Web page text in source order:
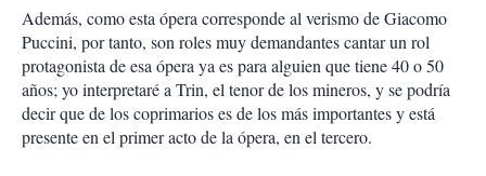
Además, como esta ópera corresponde al verismo de Giacomo
Puccini, por tanto, son roles muy demandantes cantar un rol
protagonista de esa ópera ya es para alguien que tiene 40 o 50
años; yo interpretaré a Trin, el tenor de los mineros, y se podría
decir que de los coprimarios es de los más importantes y está
presente en el primer acto de la ópera, en el tercero.